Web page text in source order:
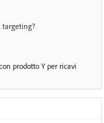
prodotto Y per ricavi